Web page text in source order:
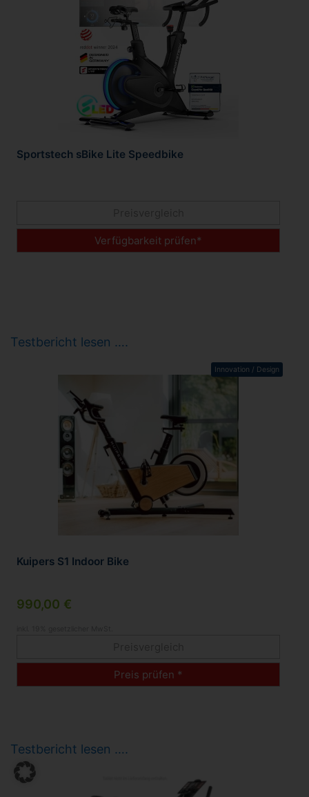
Sportstech sBike Lite Speedbike
Verfügbarkeit prüfen*
Testbericht lesen ….
Innovation / Design
Kuipers S1 Indoor Bike
990,00 €
Preis prüfen *
Testbericht lesen ….